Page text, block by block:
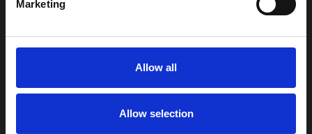
Marketing
Allow all
Allow selection
INFORMATIONER